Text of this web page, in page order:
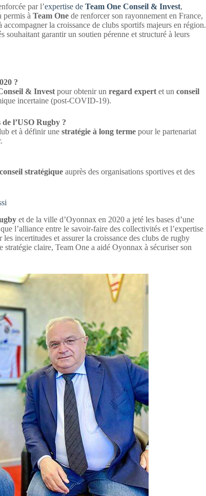
par l’expertise de Team One Conseil & Invest,
permis à Team One de renforcer son rayonnement en France,
la croissance de clubs sportifs majeurs en région.
souhaitant garantir un soutien pérenne et structuré à leurs
?
& Invest pour obtenir un regard expert et un conseil
incertaine (post-COVID-19).
l’USO Rugby ?
et à définir une stratégie à long terme pour le partenariat
conseil stratégique auprès des organisations sportives et des
et de la ville d’Oyonnax en 2020 a jeté les bases d’une
l’alliance entre le savoir-faire des collectivités et l’expertise
incertitudes et assurer la croissance des clubs de rugby
stratégie claire, Team One a aidé Oyonnax à sécuriser son